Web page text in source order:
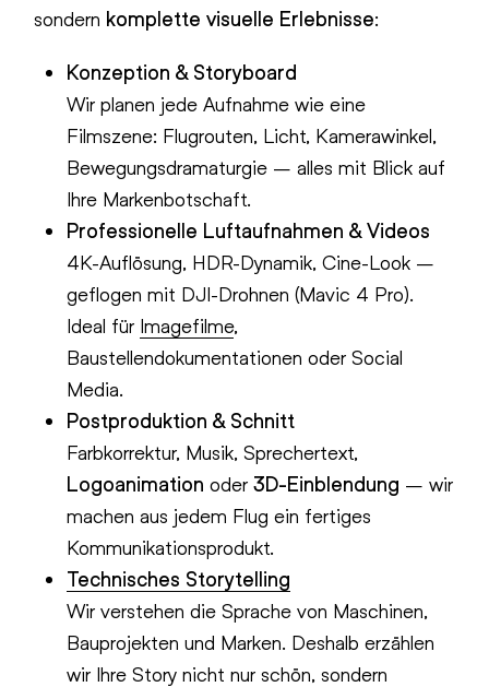
sondern komplette visuelle Erlebnisse:
Konzeption & Storyboard
Wir planen jede Aufnahme wie eine
Filmszene: Flugrouten, Licht, Kamerawinkel,
Bewegungsdramaturgie – alles mit Blick auf
Ihre Markenbotschaft.
Professionelle Luftaufnahmen & Videos
4K-Auflösung, HDR-Dynamik, Cine-Look –
geflogen mit DJI-Drohnen (Mavic 4 Pro).
Ideal für Imagefilme,
Baustellendokumentationen oder Social
Media.
Postproduktion & Schnitt
Farbkorrektur, Musik, Sprechertext,
Logoanimation oder3D-Einblendung – wir
machen aus jedem Flug ein fertiges
Kommunikationsprodukt.
Technisches Storytelling
Wir verstehen die Sprache von Maschinen,
Bauprojekten und Marken. Deshalb erzählen
wir Ihre Story nicht nur schön, sondern